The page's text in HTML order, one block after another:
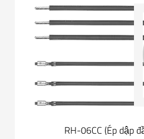
RH-06CC (Ép dập